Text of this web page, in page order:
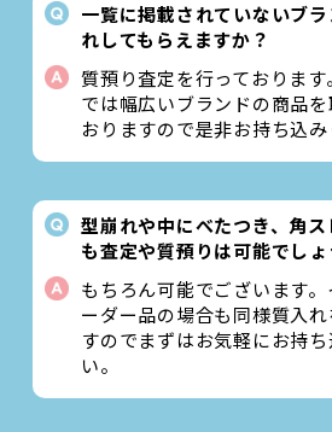
一覧に掲載されていないブ
れしてもらえますか？
質預り査定を行っております
では幅広いブランドの商品
おりますので是非お持ち込み
型崩れや中にべたつき、角
も査定や質預りは可能でしょ
もちろん可能でございます
ーダー品の場合も同様質入
すのでまずはお気軽にお持
い。